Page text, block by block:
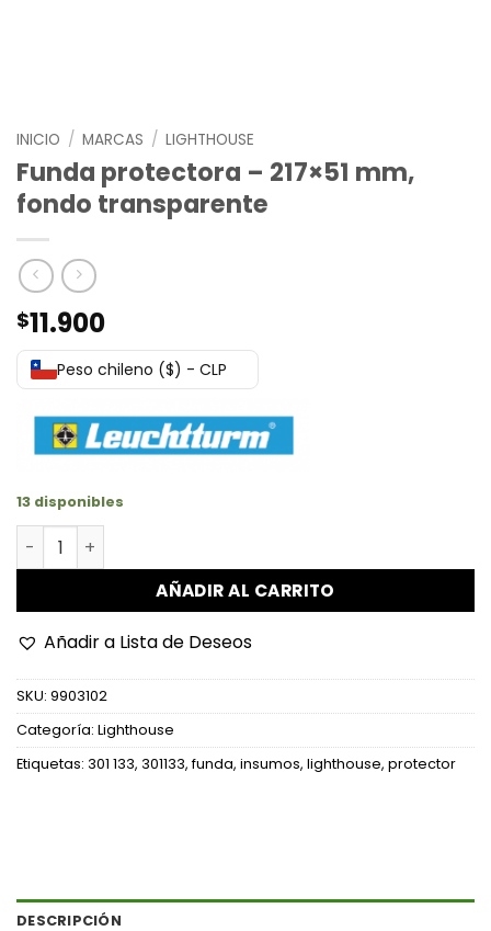
INICIO / MARCAS / LIGHTHOUSE
Funda protectora – 217×51 mm,
fondo transparente
$11.900
Peso chileno ($) - CLP
13 disponibles
Funda protectora - 217x51 mm, fondo transparente
AÑADIR AL CARRITO
Añadir a Lista de Deseos
SKU: 9903102
Categoría: Lighthouse
Etiquetas: 301 133, 301133,funda, insumos, lighthouse, protector
DESCRIPCIÓN